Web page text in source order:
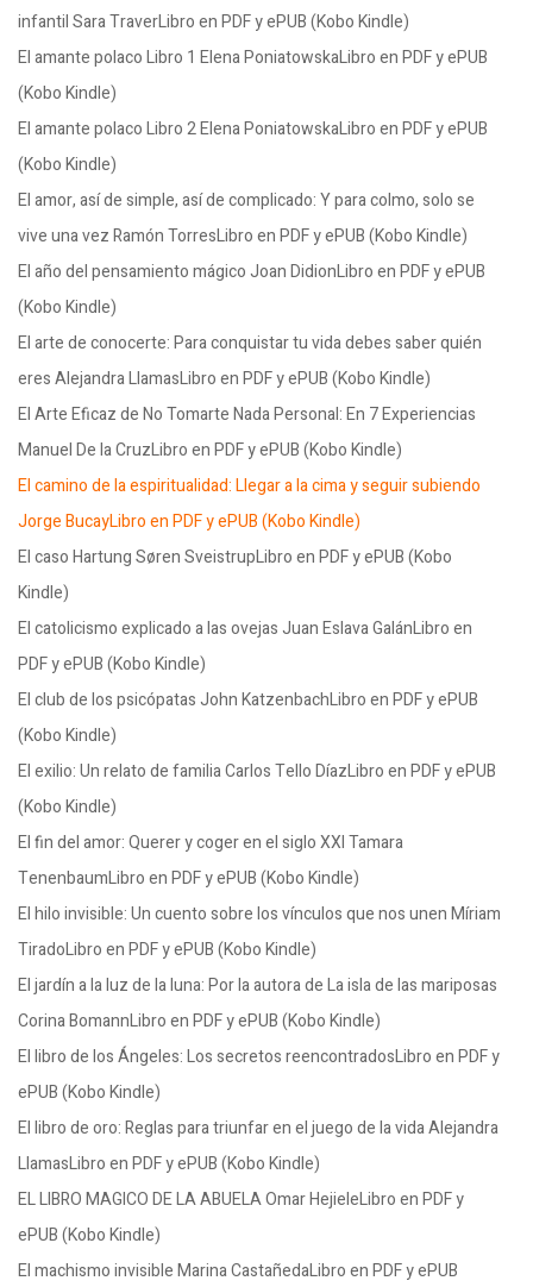
infantil Sara TraverLibro en PDF y ePUB (Kobo Kindle)
El amante polaco Libro 1 Elena PoniatowskaLibro en PDF y ePUB
(Kobo Kindle)
El amante polaco Libro 2 Elena PoniatowskaLibro en PDF y ePUB
(Kobo Kindle)
El amor, así de simple, así de complicado: Y para colmo, solo se
vive una vez Ramón TorresLibro en PDF y ePUB (Kobo Kindle)
El año del pensamiento mágico Joan DidionLibro en PDF y ePUB
(Kobo Kindle)
El arte de conocerte: Para conquistar tu vida debes saber quién
eres Alejandra LlamasLibro en PDF y ePUB (Kobo Kindle)
El Arte Eficaz de No Tomarte Nada Personal: En 7 Experiencias
Manuel De la CruzLibro en PDF y ePUB (Kobo Kindle)
El camino de la espiritualidad: Llegar a la cima y seguir subiendo
Jorge BucayLibro en PDF y ePUB (Kobo Kindle)
El caso Hartung Søren SveistrupLibro en PDF y ePUB (Kobo
Kindle)
El catolicismo explicado a las ovejas Juan Eslava GalánLibro en
PDF y ePUB (Kobo Kindle)
El club de los psicópatas John KatzenbachLibro en PDF y ePUB
(Kobo Kindle)
El exilio: Un relato de familia Carlos Tello DíazLibro en PDF y ePUB
(Kobo Kindle)
El fin del amor: Querer y coger en el siglo XXI Tamara
TenenbaumLibro en PDF y ePUB (Kobo Kindle)
El hilo invisible: Un cuento sobre los vínculos que nos unen Míriam
TiradoLibro en PDF y ePUB (Kobo Kindle)
El jardín a la luz de la luna: Por la autora de La isla de las mariposas
Corina BomannLibro en PDF y ePUB (Kobo Kindle)
El libro de los Ángeles: Los secretos reencontradosLibro en PDF y
ePUB (Kobo Kindle)
El libro de oro: Reglas para triunfar en el juego de la vida Alejandra
LlamasLibro en PDF y ePUB (Kobo Kindle)
EL LIBRO MAGICO DE LA ABUELA Omar HejieleLibro en PDF y
ePUB (Kobo Kindle)
El machismo invisible Marina CastañedaLibro en PDF y ePUB